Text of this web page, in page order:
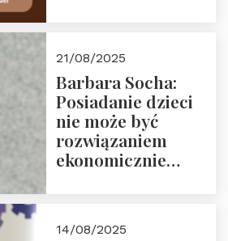
Nowego
Ćwierćwiecza”
21/08/2025
Barbara Socha:
Posiadanie dzieci
nie może być
rozwiązaniem
ekonomicznie
14/08/2025